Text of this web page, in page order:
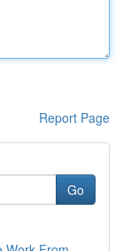
Report Page
Go